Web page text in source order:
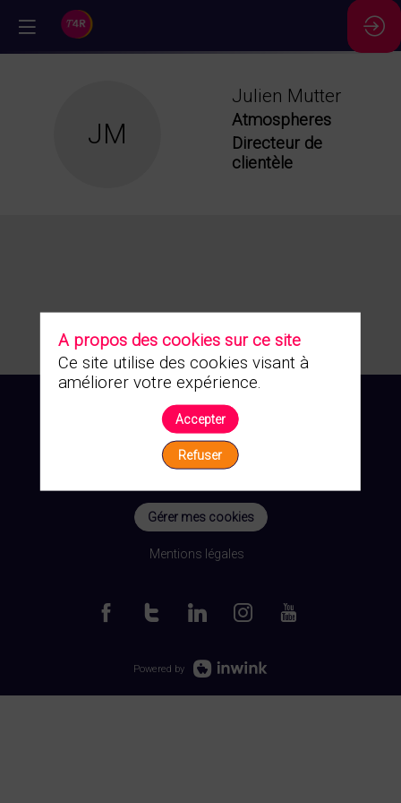
JM
Julien Mutter
Atmospheres
Directeur de
clientèle
Gérer mes cookies
Mentions légales
Powered by
A propos des cookies sur ce site
Ce site utilise des cookies visant à
améliorer votre expérience.
Accepter
Refuser